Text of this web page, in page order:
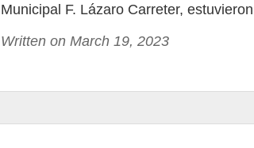
Municipal F. Lázaro Carreter,
Written on March 19, 2023